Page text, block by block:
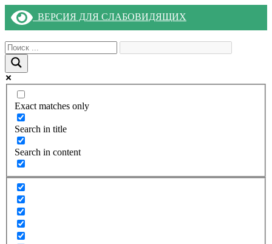
ВЕРСИЯ ДЛЯ СЛАБОВИДЯЩИХ
Exact matches only
Search in title
Search in content